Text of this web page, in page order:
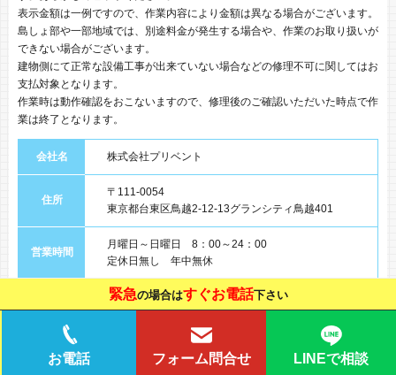
表示金額は一例ですので、作業内容により金額は異なる場合がございます。
島しょ部や一部地域では、別途料金が発生する場合や、作業のお取り扱いが
できない場合がございます。
建物側にて正常な設備工事が出来ていない場合などの修理不可に関してはお
支払対象となります。
作業時は動作確認をおこないますので、修理後のご確認いただいた時点で作
業は終了となります。
会社名 株式会社プリベント
住所
〒111-0054
東京都台東区鳥越2-12-13グランシティ鳥越401
営業時間
月曜日～日曜日 8：00～24：00
定休日無し 年中無休
各種水回りのメンテナンス、設備、保守点検など
緊急の場合はすぐお電話下さい
お電話 フォーム問合せ LINEで相談